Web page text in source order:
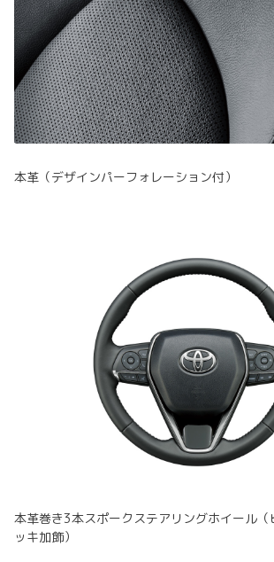
本革（デザインパーフォレーション付）
本革巻き3本スポークステアリングホイール（
ッキ加飾）